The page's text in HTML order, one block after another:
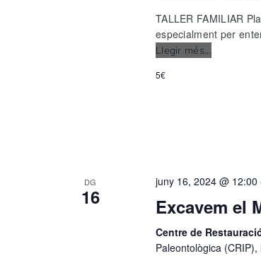
TALLER FAMILIAR
especialment per
Llegir més...
5€
DG
16
juny 16, 2024 @ 12:00
Excavem el
Centre de
Paleontològica